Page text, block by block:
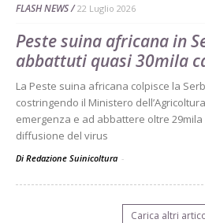
FLASH NEWS 22 Luglio 2026
Peste suina africana in
abbattuti quasi 30mila
La Peste suina africana colpisce la
costringendo il Ministero
emergenza e ad abbattere oltre
diffusione del virus
Di Redazione Suinicoltura -
Carica altri